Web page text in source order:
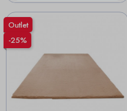
Outlet
-25%